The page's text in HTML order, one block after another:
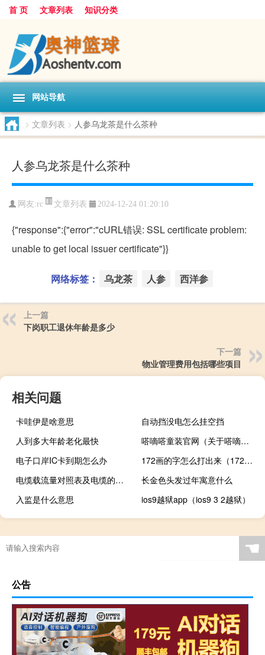
首 页 文章列表 知识分类
网站导航
> 文章列表 > 人参乌龙茶是什么茶种
人参乌龙茶是什么茶种
网友:rc 文章列表 2024-12-24 01:20:10
{"response":{"error":"cURL错误: SSL certificate problem:
unable to get local issuer certificate"}}
网络标签： 乌龙茶 人参 西洋参
上一篇
下岗职工退休年龄是多少
下一篇
物业管理费用包括哪些项目
相关问题
卡哇伊是啥意思
自动挡没电怎么挂空挡
人到多大年龄老化最快
嗒嘀嗒童装官网（关于嗒嘀嗒童装官网的介绍）
电子口岸IC卡到期怎么办
172画的字怎么打出来（172画的字）
电缆载流量对照表及电缆的选择（电缆载流量）
长金色头发过年寓意什么
入监是什么意思
ios9越狱app（ios9 3 2越狱）
☚
公告